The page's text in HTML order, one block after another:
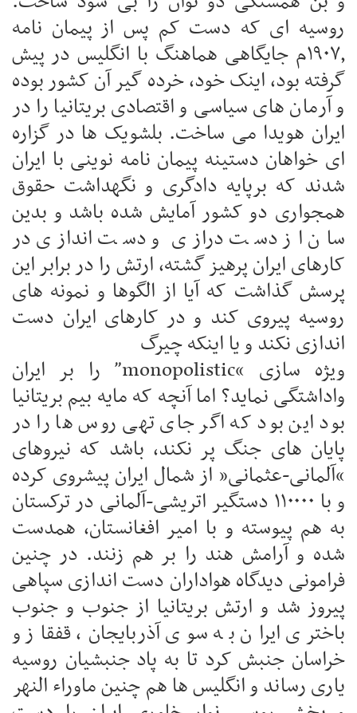
روسیه ای که دست کم پس از پیمان نامه
۱۹۰۷٫م جایگاهی هماهنگ با انگلیس در پیش
گرفته بود، اینک خود، خرده گیر آن کشور بوده
و آرمان های سیاسی و اقتصادی بریتانیا را در
ایران هویدا می ساخت. بلشویک ها در گزاره
ای خواهان دستینه پیمان نامه نوینی با ایران
شدند که برپایه دادگری و نگهداشت حقوق
همجواری دو کشور آمایش شده باشد و بدین
سان از دست درازی و دست اندازی در
کارهای ایران پرهیز گشته، ارتش را در برابر این
پرسش گذاشت که آیا از الگوها و نمونه های
روسیه پیروی کند و در کارهای ایران دست
اندازی نکند و یا اینکه چیرگ
ویژه سازی “monopolistic” را بر ایران
واداشتگی نماید؟ اما آنچه که مایه بیم بریتانیا
بود این بود که اگر جای تهی روس ها را در
پایان های جنگ پر نکند، باشد که نیروهای
“آلمانی-عثمانی” از شمال ایران پیشروی کرده
و با ۱۱۰۰۰۰ دستگیر اتریشی-آلمانی در ترکستان
به هم پیوسته و با امیر افغانستان، همدست
شده و آرامش هند را بر هم زنند. در چنین
فرامونی دیدگاه هواداران دست اندازی سپاهی
پیروز شد و ارتش بریتانیا از جنوب و جنوب
باختری ایران به سوی آذربایجان، قفقاز و
خراسان جنبش کرد تا به پاد جنبشیان روسیه
یاری رساند و انگلیس ها هم چنین ماوراء النهر